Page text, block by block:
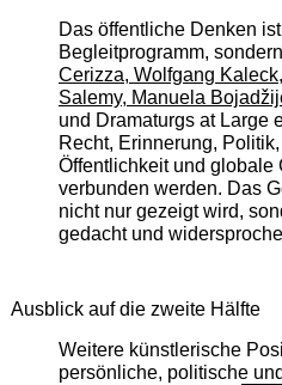
Das öffentliche Denken
Begleitprogramm,
Cerizza, Wolfgang
Salemy, Manuela
und Dramaturgs at Large
Recht, Erinnerung,
Öffentlichkeit und globale
verbunden werden. Das
nicht nur gezeigt wird,
gedacht und
Ausblick auf die zweite Hälfte
Weitere künstlerische
persönliche, politische